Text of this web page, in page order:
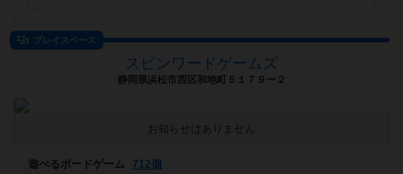
プレイスペース
スピンワードゲームズ
静岡県浜松市西区和地町５１７９ー２
お知らせはありません
遊べるボードゲーム
712個